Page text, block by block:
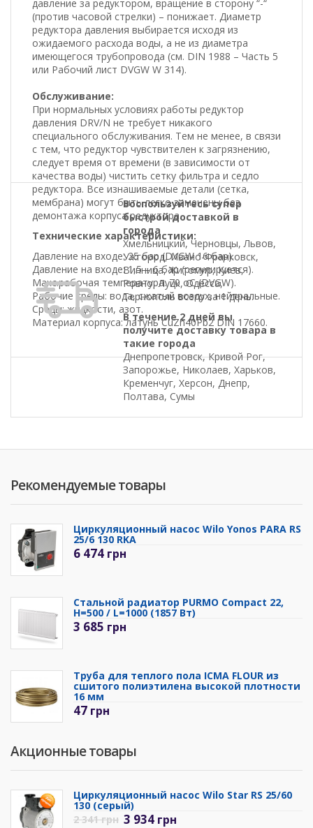
давление за редуктором, вращение в сторону “-“
(против часовой стрелки) – понижает. Диаметр
редуктора давления выбирается исходя из
ожидаемого расхода воды, а не из диаметра
имеющегося трубопровода (см. DIN 1988 – Часть 5
или Рабочий лист DVGW W 314).
Обслуживание:
При нормальных условиях работы редуктор
давления DRV/N не требует никакого
специального обслуживания. Тем не менее, в связи
с тем, что редуктор чувствителен к загрязнению,
следует время от времени (в зависимости от
качества воды) чистить сетку фильтра и седло
редуктора. Все изнашиваемые детали (сетка,
мембрана) могут быть легко заменены без
демонтажа корпуса редуктора.
Технические характеристики:
Давление на входе: 25 бар (DVGW 16 бар).
Давление на входе: 1,5 – 6 бар (регулируется).
Макс.рабочая температура: 70 оС (DVGW).
Рабочие среды: вода, сжатый воздух, нейтральные.
Среды: жидкости, азот.
Материал корпуса: латунь CuZn40Pb2 DIN 17660.
Воспользуйтесь супер
быстрой доставкой в
города
Хмельницкий, Черновцы, Львов,
Ужгород, Ивано-Франковск,
Винница, Житомир, Киев,
Ровно, Луцк, Одесса,
Тернополь всего за 1 день.
В течение 2 дней вы
получите доставку товара в
такие города
Днепропетровск, Кривой Рог,
Запорожье, Николаев, Харьков,
Кременчуг, Херсон, Днепр,
Полтава, Сумы
Рекомендуемые товары
Циркуляционный насос Wilo Yonos PARA RS
25/6 130 RKA
6 474 грн
Стальной радиатор PURMO Compact 22,
H=500 / L=1000 (1857 Вт)
3 685 грн
Труба для теплого пола ICMA FLOUR из
сшитого полиэтилена высокой плотности
16 мм
47 грн
Акционные товары
Циркуляционный насос Wilo Star RS 25/60
130 (серый)
2 341грн 3 934 грн